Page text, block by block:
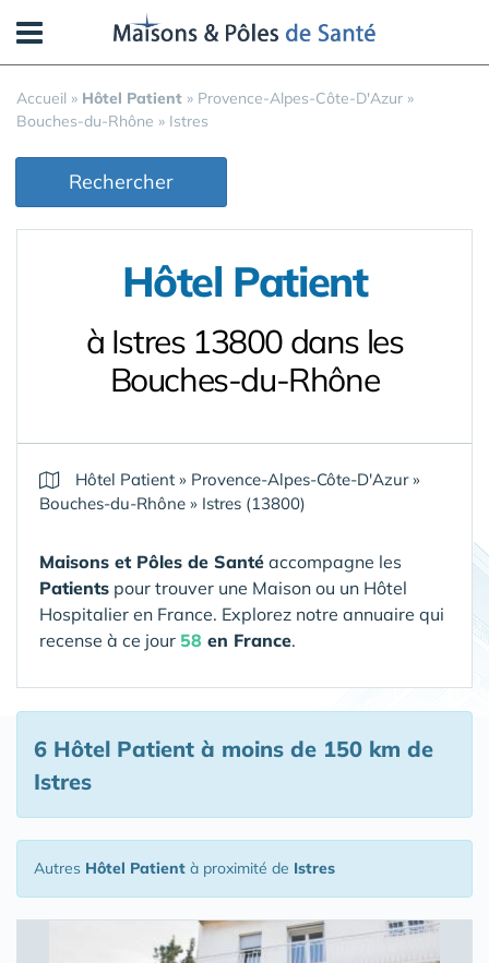
Accueil » Hôtel Patient » Provence-Alpes-Côte-D'Azur »
Bouches-du-Rhône » Istres
Rechercher
Hôtel Patient
à Istres 13800 dans les
Bouches-du-Rhône
Hôtel Patient » Provence-Alpes-Côte-D'Azur»
Bouches-du-Rhône » Istres (13800)
Maisons et Pôles de Santé accompagne les
Patients pour trouver une Maison ou un Hôtel
Hospitalier en France. Explorez notre annuaire qui
recense à ce jour 58 en France.
6 Hôtel Patient à moins de 150 km de
Istres
Autres Hôtel Patient à proximité de Istres
Panneau de gestion des cookies